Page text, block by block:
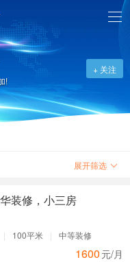
!
+ 关注
展开筛选
装修，小三房
| 100平米 |
中等装修
1600 元/月